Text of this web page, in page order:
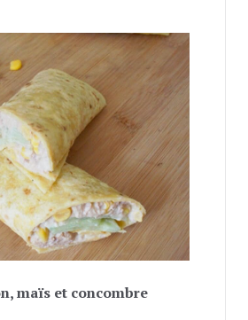
maïs et concombre